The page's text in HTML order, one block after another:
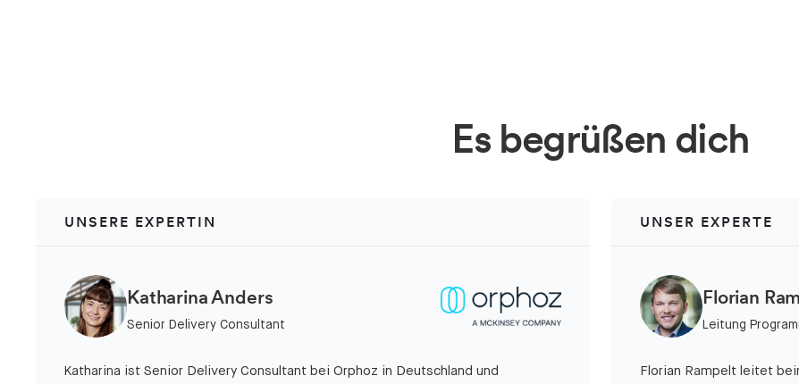
Es begrüßen dich
UNSERE EXPERTIN
Katharina Anders
Senior Delivery Consultant
Katharina ist Senior Delivery Consultant bei Orphoz in Deutschland und
UNSER EXPERTE
Florian
Leitung
Florian Rampelt leitet